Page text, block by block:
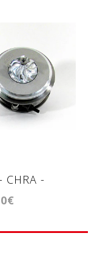
CHRA -
- BV43